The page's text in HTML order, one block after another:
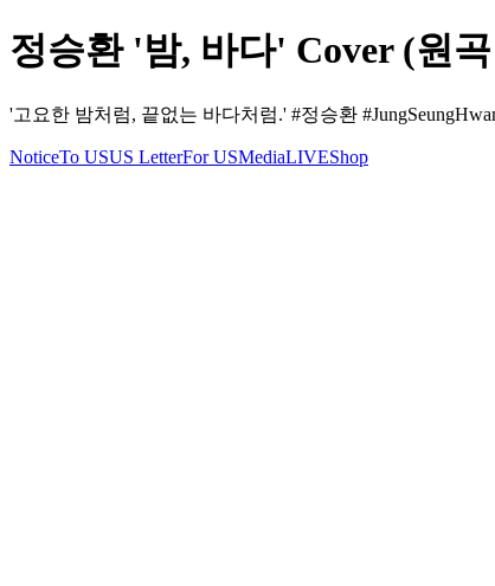
정승환 '밤, 바다' Cover (원
'고요한 밤처럼, 끝없는 바다처럼.' #정승환
NoticeTo USUS LetterFor USMediaLIVEShop